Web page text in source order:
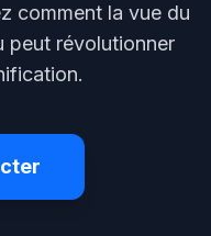
comment la vue du
peut révolutionner